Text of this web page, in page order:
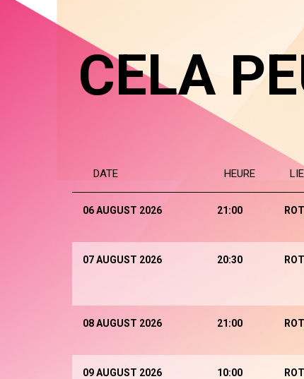
CELA
DATE HEURE
06 AUGUST 2026 21:00
07 AUGUST 2026 20:30
08 AUGUST 2026 21:00
09 AUGUST 2026 10:00